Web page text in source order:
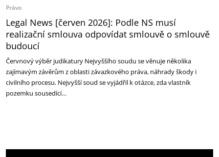
Právo
Legal News [červen 2026]: Podle NS musí
realizační smlouva odpovídat smlouvě o smlouvě
budoucí
Červnový výběr judikatury Nejvyššího soudu se věnuje několika
zajímavým závěrům z oblasti závazkového práva, náhrady škody i
civilního procesu. Nejvyšší soud se vyjádřil k otázce, zda vlastník
pozemku sousedící…